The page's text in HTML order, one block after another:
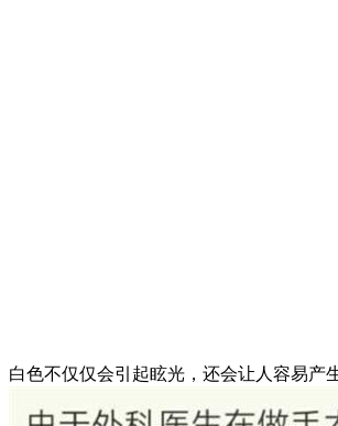
白色不仅仅会引起眩光，还会让人容易产